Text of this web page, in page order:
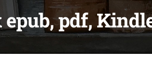
epub, pdf,